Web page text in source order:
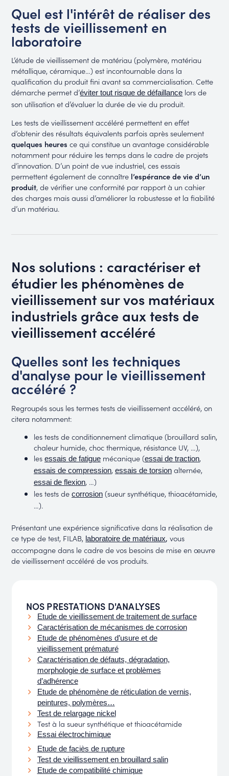
Quel est l'intérêt de réaliser des
tests de vieillissement en
laboratoire
L’étude de vieillissement de matériau (polymère, matériau
métallique, céramique…) est incontournable dans la
qualification du produit fini avant sa commercialisation. Cette
démarche permet d’éviter tout risque de défaillance lors de
son utilisation et d’évaluer la durée de vie du produit.
Les tests de vieillissement accéléré permettent en effet
d’obtenir des résultats équivalents parfois après seulement
quelques heures ce qui constitue un avantage considérable
notamment pour réduire les temps dans le cadre de projets
d’innovation. D’un point de vue industriel, ces essais
permettent également de connaître l’espérance de vie d’un
produit, de vérifier une conformité par rapport à un cahier
des charges mais aussi d’améliorer la robustesse et la fiabilité
d’un matériau.
Nos solutions : caractériser et
étudier les phénomènes de
vieillissement sur vos matériaux
industriels grâce aux tests de
vieillissement accéléré
Quelles sont les techniques
d'analyse pour le vieillissement
accéléré ?
Regroupés sous les termes tests de vieillissement accéléré, on
citera notamment:
les tests de conditionnement climatique (brouillard salin,
chaleur humide, choc thermique, résistance UV, …),
les essais de fatiguemécanique (essai de traction,
essais de compression, essais de torsionalternée,
essai de flexion, …)
les tests de corrosion(sueur synthétique, thioacétamide,
…).
Présentant une expérience significative dans la réalisation de
ce type de test, FILAB, laboratoire de matériaux, vous
accompagne dans le cadre de vos besoins de mise en œuvre
de vieillissement accéléré de vos produits.
NOS PRESTATIONS D'ANALYSES
Etude de vieillissement de traitement de surface
Caractérisation de mécanismes de corrosion
Etude de phénomènes d’usure et de
vieillissement prématuré
Caractérisation de défauts, dégradation,
morphologie de surface et problèmes
d’adhérence
Etude de phénomène de réticulation de vernis,
peintures, polymères…
Test de relargage nickel
Test à la sueur synthétique et thioacétamide
Essai électrochimique
Etude de faciès de rupture
Test de vieillissement en brouillard salin
Etude de compatibilité chimique